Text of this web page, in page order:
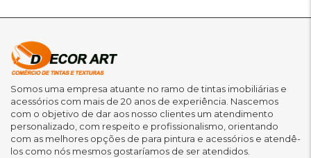
Somos uma empresa atuante no ramo de tintas imobiliárias e
acessórios com mais de 20 anos de experiência. Nascemos
com o objetivo de dar aos nosso clientes um atendimento
personalizado, com respeito e profissionalismo, orientando
com as melhores opções de para pintura e acessórios e atendê-
los como nós mesmos gostaríamos de ser atendidos.